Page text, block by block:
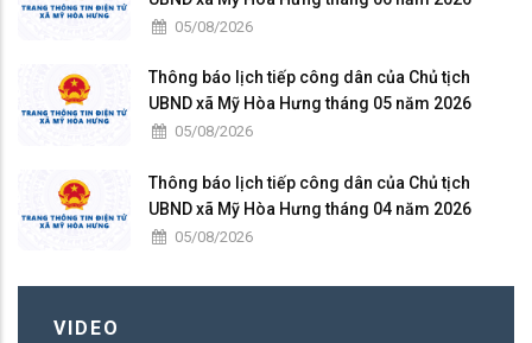
05/08/2026
Thông báo lịch tiếp công dân của Chủ tịch
UBND xã Mỹ Hòa Hưng tháng 05 năm 2026
05/08/2026
Thông báo lịch tiếp công dân của Chủ tịch
UBND xã Mỹ Hòa Hưng tháng 04 năm 2026
05/08/2026
VIDEO